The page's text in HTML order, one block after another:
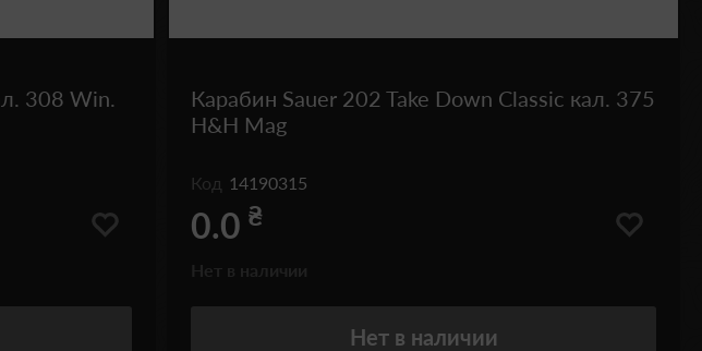
308 Win.
Карабин Sauer 202 Take Down Classic кал. 375
H&H Mag
Код 14190315
0.0 ₴
Нет в наличии